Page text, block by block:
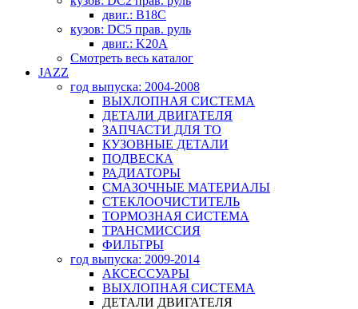
двиг.: B18C
кузов: DC5 прав. руль
двиг.: K20A
Смотреть весь каталог
JAZZ
год выпуска: 2004-2008
ВЫХЛОПНАЯ СИСТЕМА
ДЕТАЛИ ДВИГАТЕЛЯ
ЗАПЧАСТИ ДЛЯ ТО
КУЗОВНЫЕ ДЕТАЛИ
ПОДВЕСКА
РАДИАТОРЫ
СМАЗОЧНЫЕ МАТЕРИАЛЫ
СТЕКЛООЧИСТИТЕЛЬ
ТОРМОЗНАЯ СИСТЕМА
ТРАНСМИССИЯ
ФИЛЬТРЫ
год выпуска: 2009-2014
АКСЕССУАРЫ
ВЫХЛОПНАЯ СИСТЕМА
ДЕТАЛИ ДВИГАТЕЛЯ